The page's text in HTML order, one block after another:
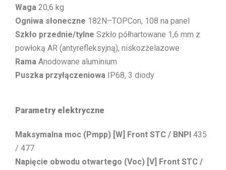
Waga 20,6 kg
Ogniwa słoneczne 182N–TOPCon, 108 na panel
Szkło przednie/tylne Szkło półhartowane 1,6 mm z
powłoką AR (antyrefleksyjną), niskozżelazowe
Rama Anodowane aluminium
Puszka przyłączeniowa IP68, 3 diody
Parametry elektryczne
Maksymalna moc (Pmpp) [W] Front STC / BNPI 435
/ 477
Napięcie obwodu otwartego (Voc) [V] Front STC /